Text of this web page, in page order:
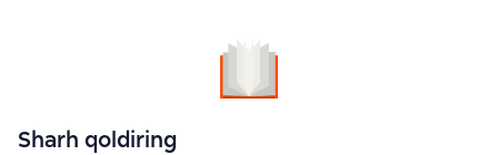
Sharh qoldiring